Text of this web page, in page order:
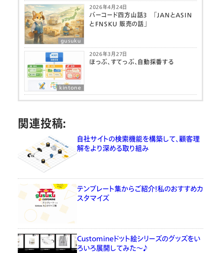
gusuku
2026年4月24日
バーコード四方山話3 「JANとASIN
とFNSKU 販売の話」
kintone
2026年3月27日
ほっぷ、すてっぷ、自動採番する
関連投稿:
自社サイトの検索機能を構築して、顧客理
解をより深める取り組み
テンプレート集からご紹介！私のおすすめカ
スタマイズ
Customineドット絵シリーズのグッズをい
ろいろ展開してみた〜♪